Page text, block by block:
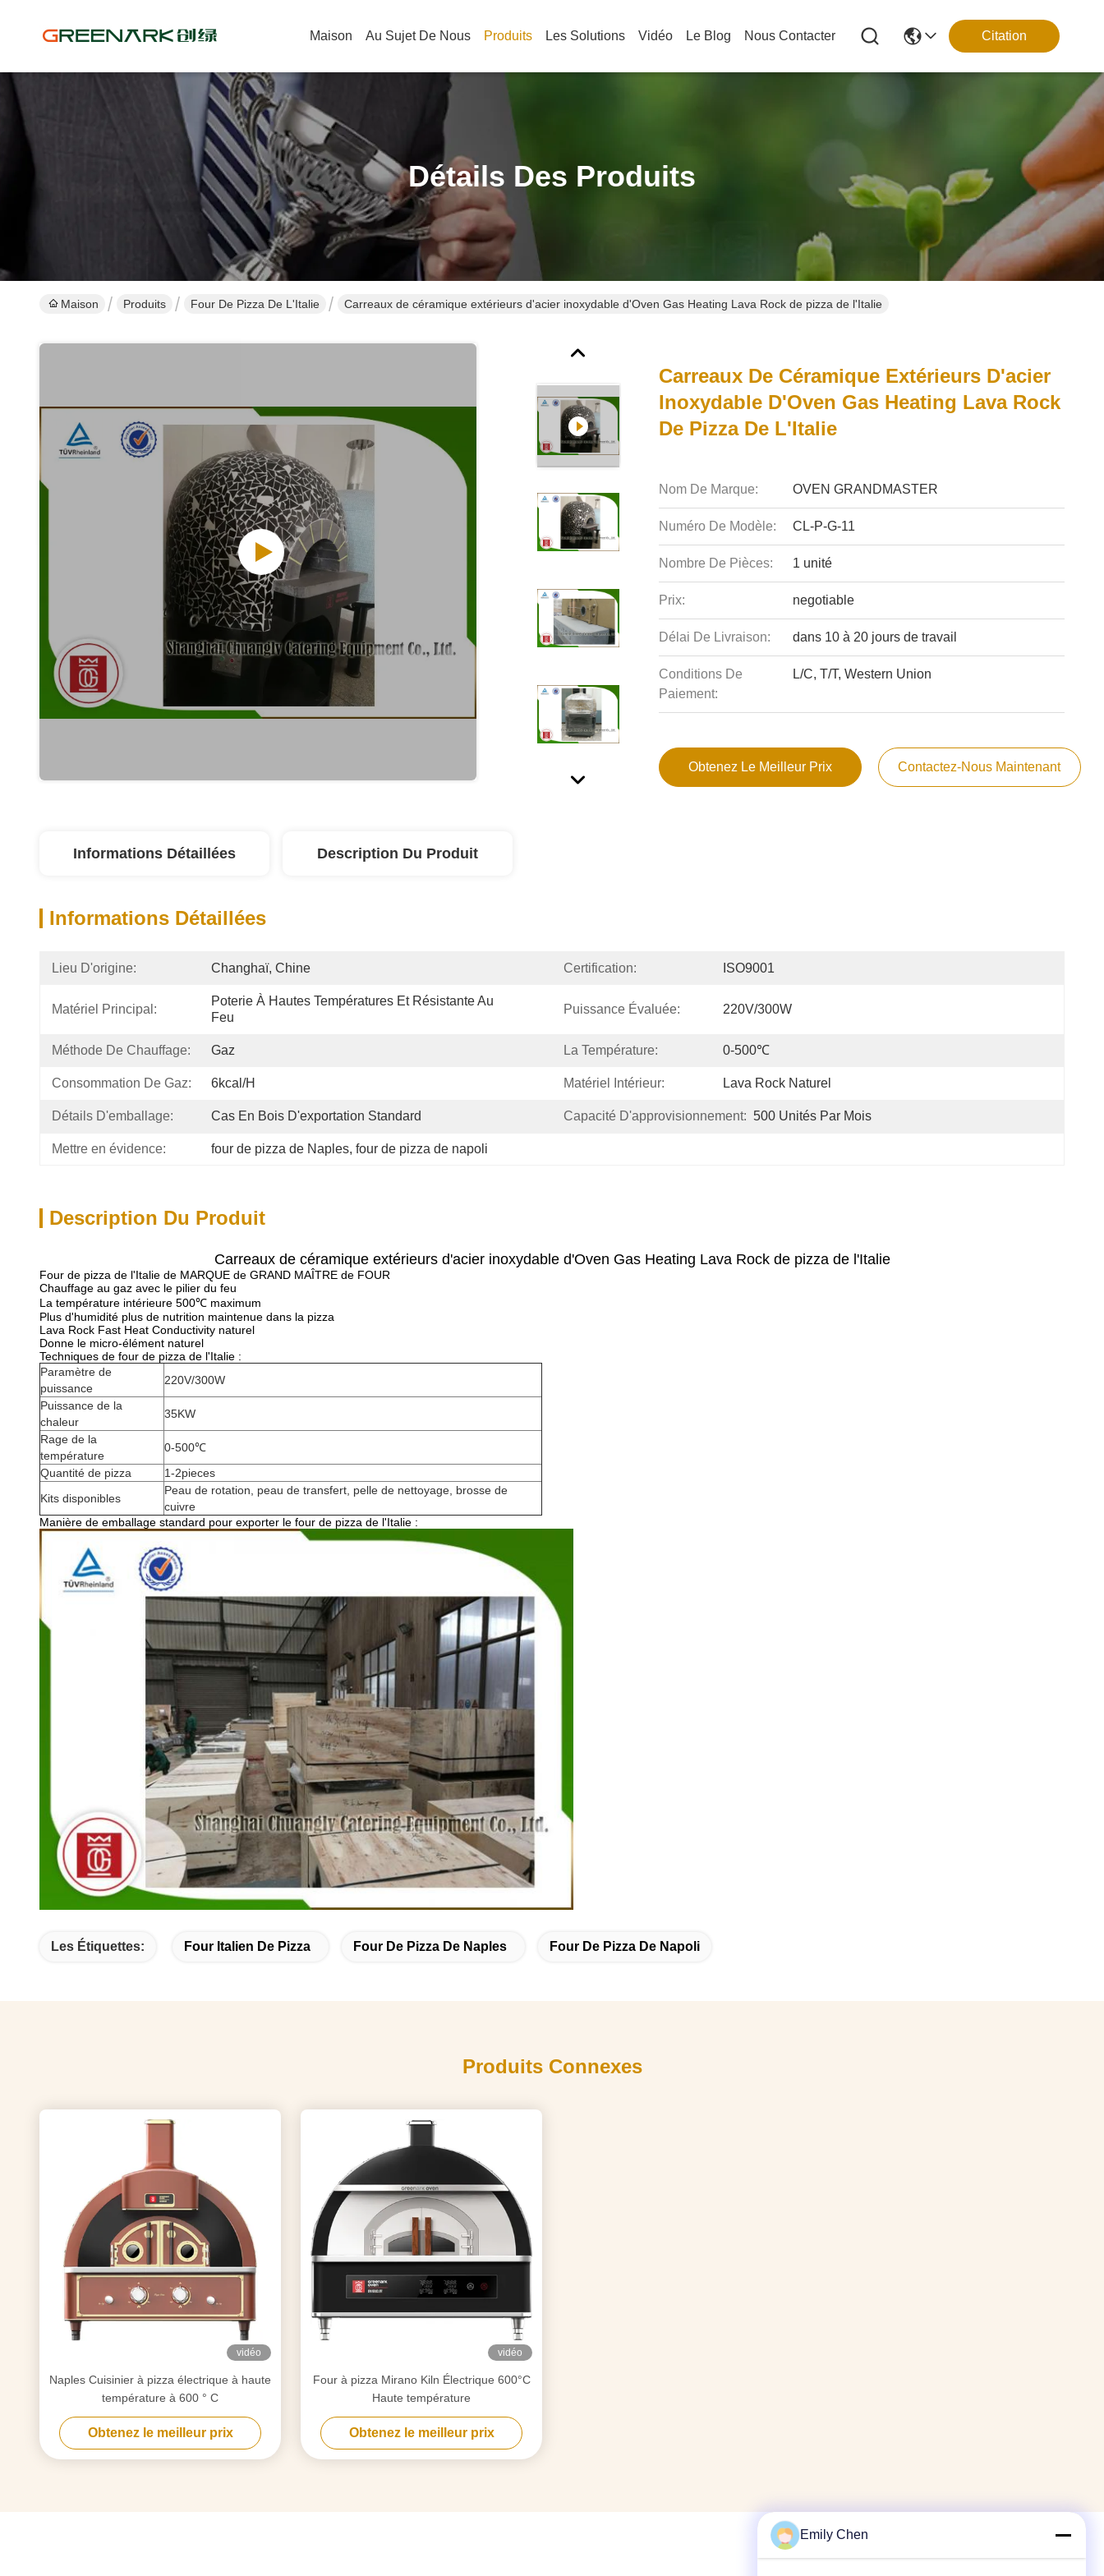
Maison Au Sujet De Nous Produits Les Solutions Vidéo Le Blog Nous Contacter Citation
Détails Des Produits
Maison Produits Four De Pizza De L'Italie Carreaux de céramique extérieurs d'acier inoxydable d'Oven Gas Heating Lava Rock de pizza de l'Italie
Carreaux De Céramique Extérieurs D'acier
Inoxydable D'Oven Gas Heating Lava Rock
De Pizza De L'Italie
Nom De Marque: OVEN GRANDMASTER
Numéro De Modèle: CL-P-G-11
Nombre De Pièces: 1 unité
Prix: negotiable
Délai De Livraison: dans 10 à 20 jours de travail
Conditions De
Paiement:
L/C, T/T, Western Union
Obtenez Le Meilleur Prix Contactez-Nous Maintenant
Informations Détaillées Description Du Produit
Informations Détaillées
Lieu D'origine: Changhaï, Chine Certification: ISO9001
Matériel Principal:
Poterie À Hautes Températures Et Résistante Au
Feu
Puissance Évaluée: 220V/300W
Méthode De Chauffage: Gaz La Température: 0-500℃
Consommation De Gaz: 6kcal/h Matériel Intérieur: Lava Rock Naturel
Détails D'emballage: Cas En Bois D'exportation Standard Capacité D'approvisionnement: 500 Unités Par Mois
Mettre en évidence: four de pizza de Naples, four de pizza de napoli
Description Du Produit
Carreaux de céramique extérieurs d'acier inoxydable d'Oven Gas Heating Lava Rock de pizza de l'Italie
Four de pizza de l'Italie de MARQUE de GRAND MAÎTRE de FOUR
Chauffage au gaz avec le pilier du feu
La température intérieure 500℃ maximum
Plus d'humidité plus de nutrition maintenue dans la pizza
Lava Rock Fast Heat Conductivity naturel
Donne le micro-élément naturel
Techniques de four de pizza de l'Italie :
Paramètre de
puissance
220V/300W
Puissance de la
chaleur
35KW
Rage de la
température
0-500℃
Quantité de pizza
1-2pieces
Kits disponibles
Peau de rotation, peau de transfert, pelle de nettoyage, brosse de
cuivre
Manière de emballage standard pour exporter le four de pizza de l'Italie :
Les Étiquettes: Four Italien De Pizza Four De Pizza De Naples Four De Pizza De Napoli
Produits Connexes
vidéo
Naples Cuisinier à pizza électrique à haute
température à 600 ° C
Obtenez le meilleur prix
vidéo
Four à pizza Mirano Kiln Électrique 600°C
Haute température
Obtenez le meilleur prix
Emily Chen